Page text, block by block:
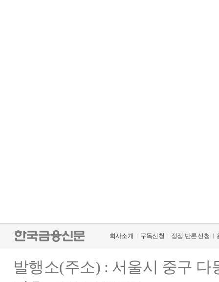
회사소개 구독신청 정정·반론 신청
발행소(주소) : 서울시 중구